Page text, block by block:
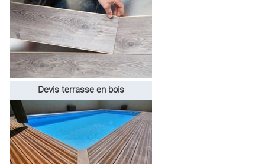
Devis terrasse en bois